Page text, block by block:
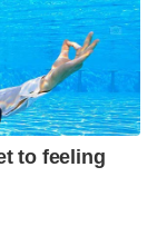
ഒരു
ജനങ്ങൾ മാറി